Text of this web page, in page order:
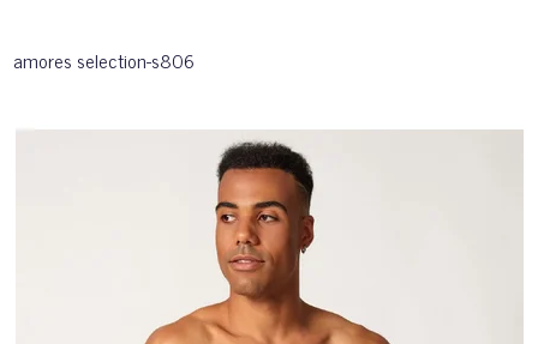
amores selection-s806